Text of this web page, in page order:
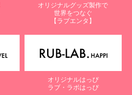
オリジナルグッズ製作で
世界をつなぐ
【ラブエンタ】
オリジナルはっぴ
ラブ・ラボはっぴ